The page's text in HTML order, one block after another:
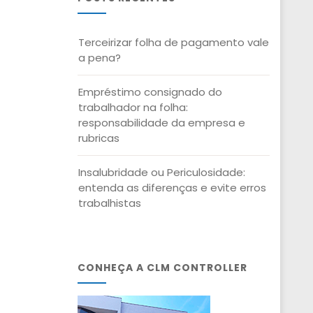
Terceirizar folha de pagamento vale
a pena?
Empréstimo consignado do
trabalhador na folha:
responsabilidade da empresa e
rubricas
Insalubridade ou Periculosidade:
entenda as diferenças e evite erros
trabalhistas
CONHEÇA A CLM CONTROLLER